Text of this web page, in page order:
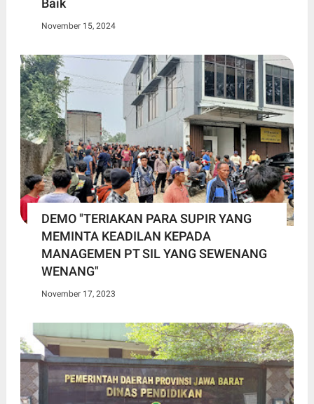
Baik
November 15, 2024
DEMO "TERIAKAN PARA SUPIR YANG
MEMINTA KEADILAN KEPADA
MANAGEMEN PT SIL YANG SEWENANG
WENANG"
November 17, 2023